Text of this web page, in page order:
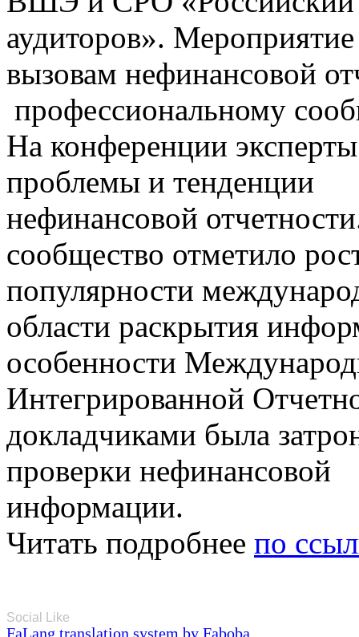
аудиторов».
вызовам нефинансовой
профессиональному
На конференции
проблемы и тенденции
нефинансовой
сообщество отметило
популярности
области раскрытия
особенности
Интегрированной
докладчиками была
проверки нефинансовой
информации.
Читать подробнее по
Social Like
FaLang translation system by Faboba